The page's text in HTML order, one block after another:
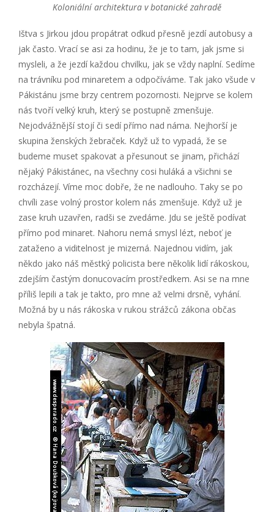
Koloniální architektura v botanické zahradě
Ištva s Jirkou jdou propátrat odkud přesně jezdí autobusy a
jak často. Vrací se asi za hodinu, že je to tam, jak jsme si
mysleli, a že jezdí každou chvilku, jak se vždy naplní. Sedíme
na trávníku pod minaretem a odpočíváme. Tak jako všude v
Pákistánu jsme brzy centrem pozornosti. Nejprve se kolem
nás tvoří velký kruh, který se postupně zmenšuje.
Nejodvážnější stojí či sedí přímo nad náma. Nejhorší je
skupina ženských žebraček. Když už to vypadá, že se
budeme muset spakovat a přesunout se jinam, přichází
nějaký Pákistánec, na všechny cosi huláká a všichni se
rozcházejí. Víme moc dobře, že ne nadlouho. Taky se po
chvíli zase volný prostor kolem nás zmenšuje. Když už je
zase kruh uzavřen, radši se zvedáme. Jdu se ještě podívat
přímo pod minaret. Nahoru nemá smysl lézt, neboť je
zataženo a viditelnost je mizerná. Najednou vidím, jak
někdo jako náš městký policista bere několik lidí rákoskou,
zdejším častým donucovacím prostředkem. Asi se na mne
příliš lepili a tak je takto, pro mne až velmi drsně, vyhání.
Možná by u nás rákoska v rukou strážců zákona občas
nebyla špatná.